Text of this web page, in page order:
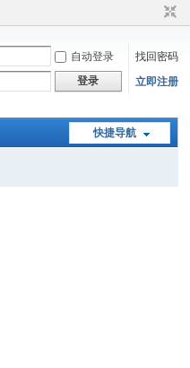
自动登录
找回密码
登录 立即注册
快捷导航